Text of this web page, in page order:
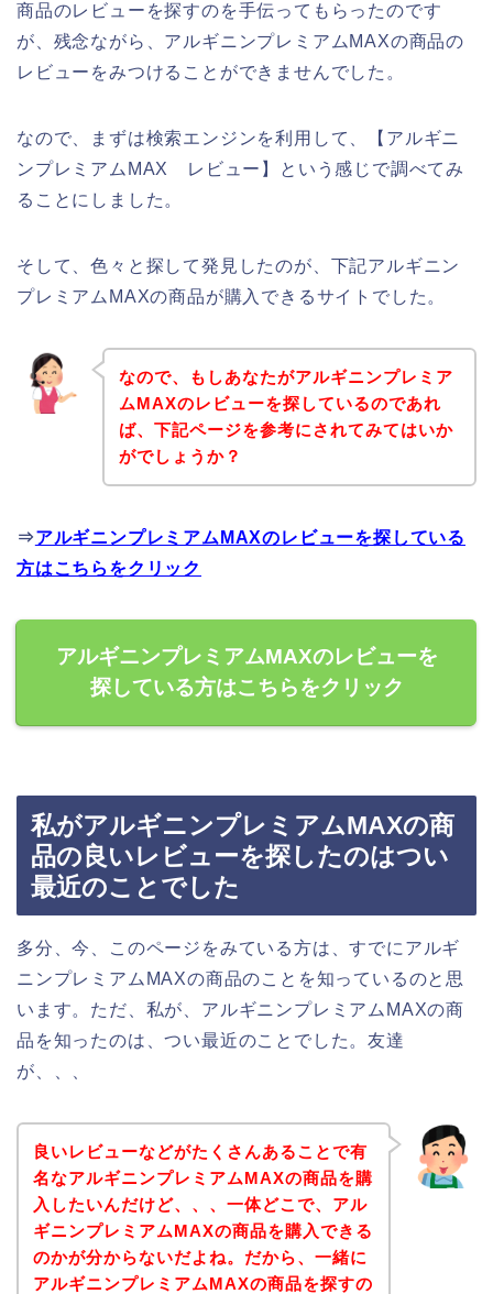
商品のレビューを探すのを手伝ってもらったのです
が、残念ながら、アルギニンプレミアムMAXの商品の
レビューをみつけることができませんでした。
なので、まずは検索エンジンを利用して、【アルギニ
ンプレミアムMAX レビュー】という感じで調べてみ
ることにしました。
そして、色々と探して発見したのが、下記アルギニン
プレミアムMAXの商品が購入できるサイトでした。
なので、もしあなたがアルギニンプレミア
ムMAXのレビューを探しているのであれ
ば、下記ページを参考にされてみてはいか
がでしょうか？
⇒アルギニンプレミアムMAXのレビューを探している
方はこちらをクリック
アルギニンプレミアムMAXのレビューを
探している方はこちらをクリック
私がアルギニンプレミアムMAXの商
品の良いレビューを探したのはつい
最近のことでした
多分、今、このページをみている方は、すでにアルギ
ニンプレミアムMAXの商品のことを知っているのと思
います。ただ、私が、アルギニンプレミアムMAXの商
品を知ったのは、つい最近のことでした。友達
が、、、
良いレビューなどがたくさんあることで有
名なアルギニンプレミアムMAXの商品を購
入したいんだけど、、、一体どこで、アル
ギニンプレミアムMAXの商品を購入できる
のかが分からないだよね。だから、一緒に
アルギニンプレミアムMAXの商品を探すの